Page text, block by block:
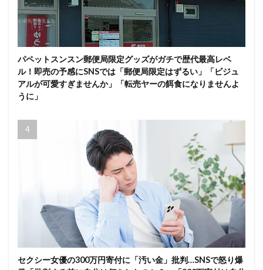
パペットスンスン郵便局限定グッズがガチで歴代最高レベ
ル！即売の予感にSNSでは「郵便局限定はずるい」「ビジュ
アルが可愛すぎませんか」「転売ヤーの餌食になりませんよ
うに」
セクシー女優の300万円寄付に「汚い金」批判…SNSで怒り爆